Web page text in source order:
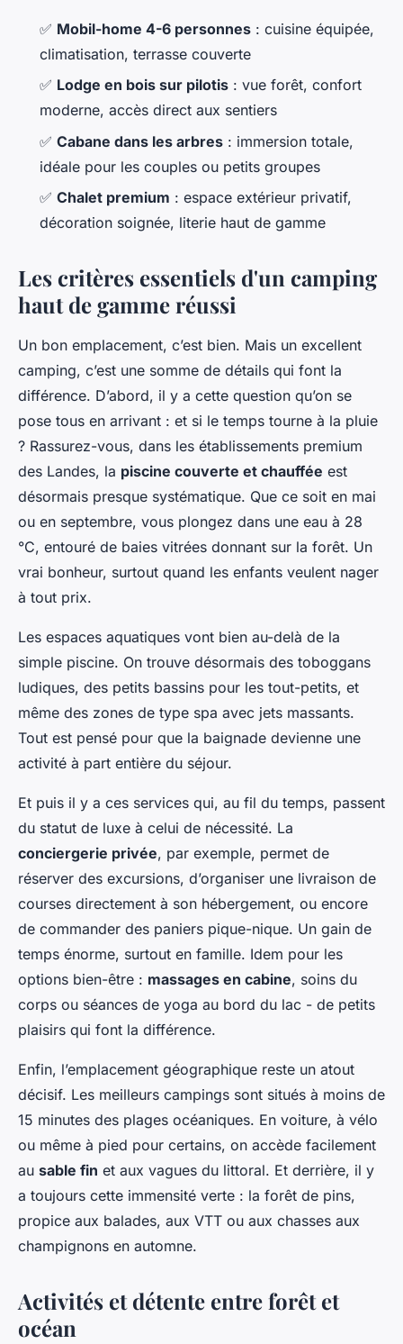
✅ Mobil-home 4-6 personnes : cuisine équipée,
climatisation, terrasse couverte
✅ Lodge en bois sur pilotis : vue forêt, confort
moderne, accès direct aux sentiers
✅ Cabane dans les arbres : immersion totale,
idéale pour les couples ou petits groupes
✅ Chalet premium : espace extérieur privatif,
décoration soignée, literie haut de gamme
Les critères essentiels d'un camping
haut de gamme réussi
Un bon emplacement, c’est bien. Mais un excellent
camping, c’est une somme de détails qui font la
différence. D’abord, il y a cette question qu’on se
pose tous en arrivant : et si le temps tourne à la pluie
? Rassurez-vous, dans les établissements premium
des Landes, la piscine couverte et chauffée est
désormais presque systématique. Que ce soit en mai
ou en septembre, vous plongez dans une eau à 28
°C, entouré de baies vitrées donnant sur la forêt. Un
vrai bonheur, surtout quand les enfants veulent nager
à tout prix.
Les espaces aquatiques vont bien au-delà de la
simple piscine. On trouve désormais des toboggans
ludiques, des petits bassins pour les tout-petits, et
même des zones de type spa avec jets massants.
Tout est pensé pour que la baignade devienne une
activité à part entière du séjour.
Et puis il y a ces services qui, au fil du temps, passent
du statut de luxe à celui de nécessité. La
conciergerie privée, par exemple, permet de
réserver des excursions, d’organiser une livraison de
courses directement à son hébergement, ou encore
de commander des paniers pique-nique. Un gain de
temps énorme, surtout en famille. Idem pour les
options bien-être : massages en cabine, soins du
corps ou séances de yoga au bord du lac - de petits
plaisirs qui font la différence.
Enfin, l’emplacement géographique reste un atout
décisif. Les meilleurs campings sont situés à moins de
15 minutes des plages océaniques. En voiture, à vélo
ou même à pied pour certains, on accède facilement
au sable fin et aux vagues du littoral. Et derrière, il y
a toujours cette immensité verte : la forêt de pins,
propice aux balades, aux VTT ou aux chasses aux
champignons en automne.
Activités et détente entre forêt et
océan